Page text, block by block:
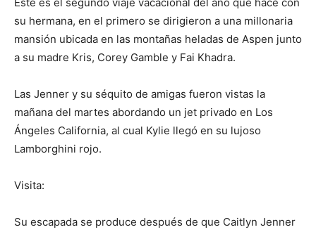
su hermana, en el primero se dirigieron a una millonaria
mansión ubicada en las montañas heladas de Aspen junto
a su madre Kris, Corey Gamble y Fai Khadra.
Las Jenner y su séquito de amigas fueron vistas la
mañana del martes abordando un jet privado en Los
Ángeles California, al cual Kylie llegó en su lujoso
Lamborghini rojo.
Visita:
Su escapada se produce después de que Caitlyn Jenner